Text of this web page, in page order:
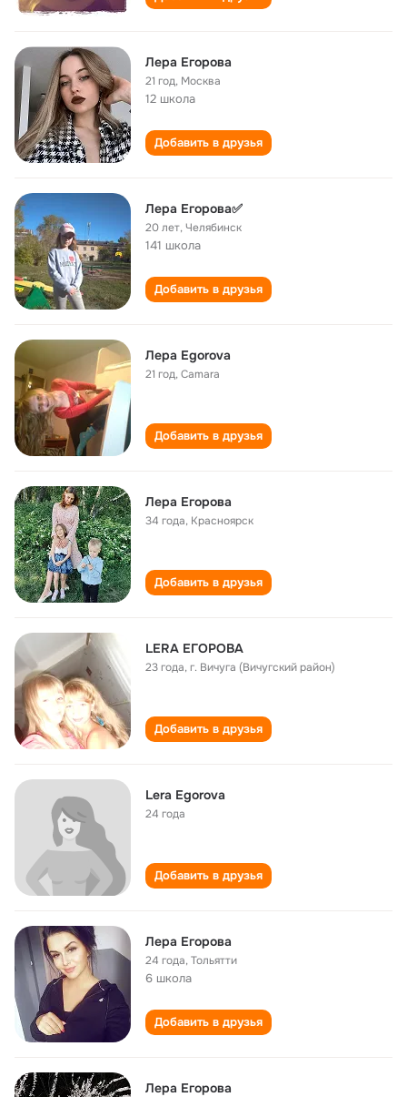
Лера Егорова
21 год, Москва
12 школа
Добавить в друзья
Лера Егорова✅
20 лет,Челябинск
141 школа
Добавить в друзья
Лера Egorova
21 год,Camara
Добавить в друзья
Лера Егорова
34 года, Красноярск
Добавить в друзья
LERA ЕГОРОВА
23 года,г. Вичуга (Вичугский район)
Добавить в друзья
Lera Egorova
24 года
Добавить в друзья
Лера Егорова
24 года,Тольятти
6 школа
Добавить в друзья
Лера Егорова